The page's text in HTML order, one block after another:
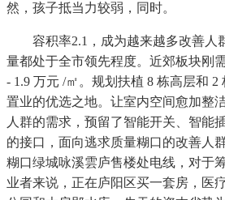
然，孩子抵当力较弱，同时。
容积率2.1，成为越来越多改善人
量都处于全市领先程度。近郊板块刚
- 1.9 万元 /㎡。规划扶植 8 栋高层和
置业的优选之地。让室内空间愈加整
人群的需求，预留了智能开关、智能
的接口，面向逃求质量糊口的改善人
糊口绿城咏溪雲庐售楼处电线，对于
业者来说，正在庐阳区买一套房，医